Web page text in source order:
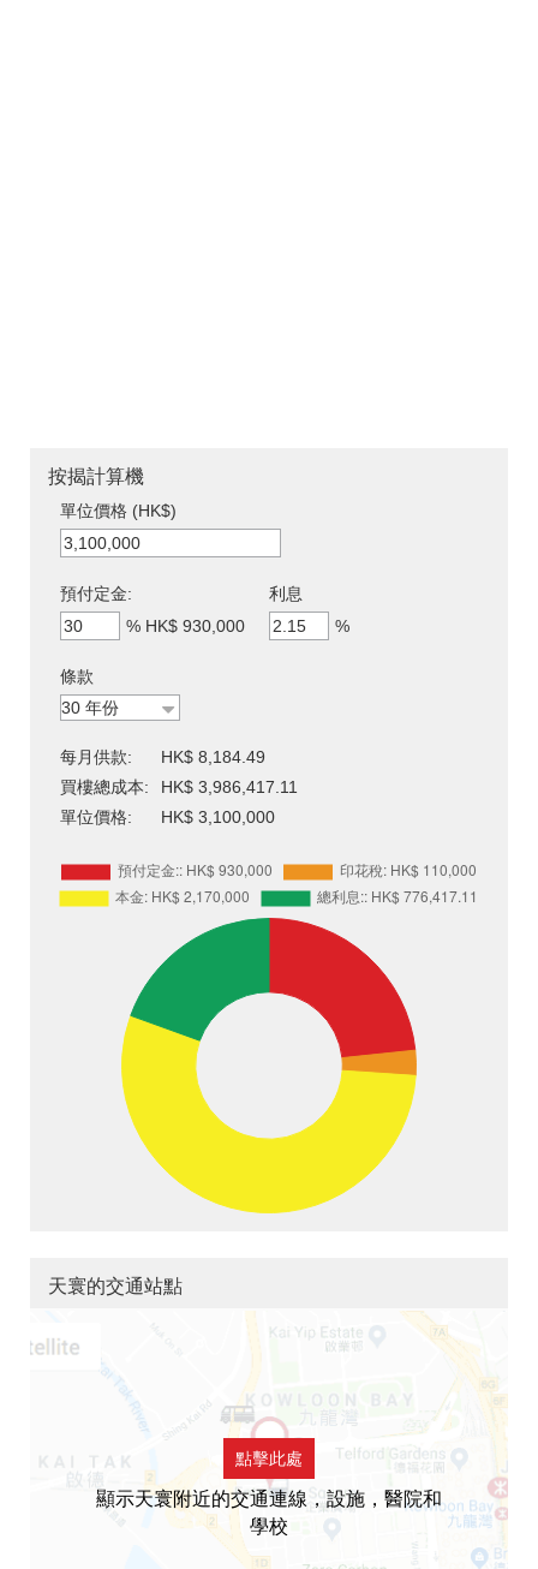
按揭計算機
單位價格 (HK$)
預付定金:
% HK$ 930,000
利息
%
條款
每月供款:
HK$ 8,184.49
買樓總成本:
HK$ 3,986,417.11
單位價格:
HK$ 3,100,000
天寰的交通站點
點擊此處
顯示天寰附近的交通連線，設施，醫院和
學校